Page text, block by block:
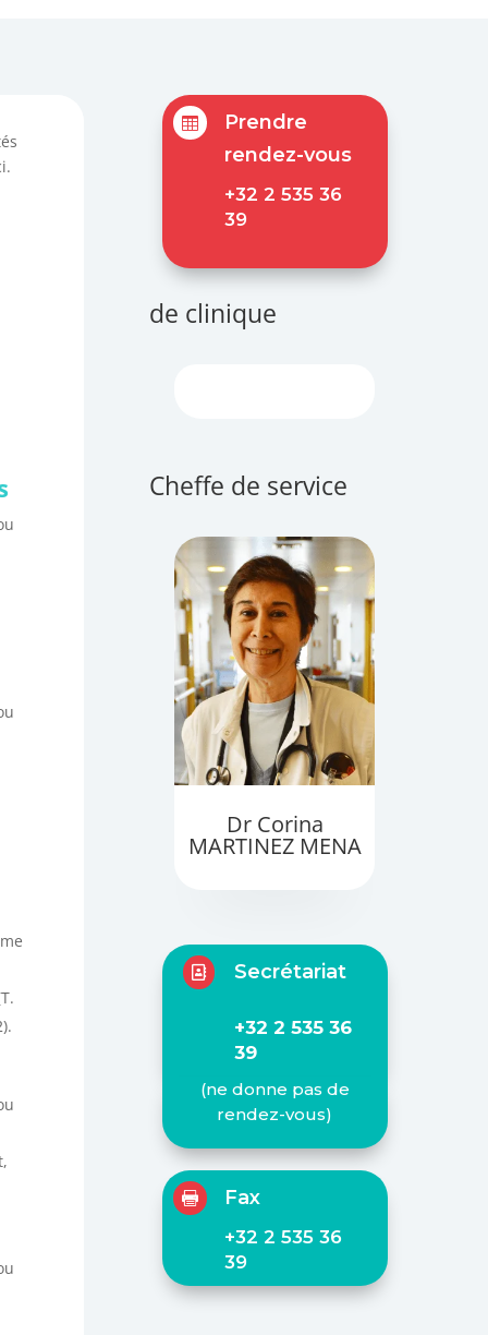

Prendre
rendez-vous
+32 2 535 36
39
de clinique
Cheffe de service
Dr Corina
MARTINEZ MENA
 Secrétariat
+32 2 535 36
39
(ne donne pas de
rendez-vous)
 Fax
+32 2 535 36
39